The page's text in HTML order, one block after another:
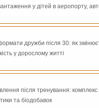
у дітей в аеропорту,
дружби після 30: як
у дорослому житті
після тренування:
та біодобавок